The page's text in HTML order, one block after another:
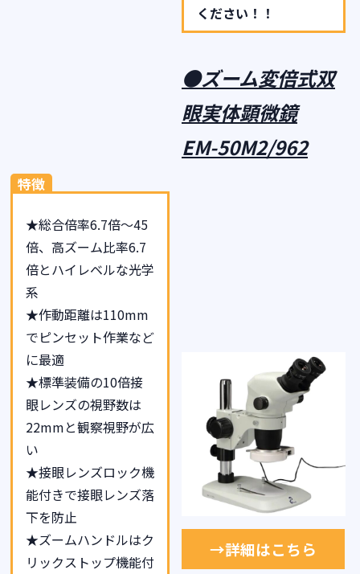
ください！！
●ズーム変倍式双
眼実体顕微鏡
EM-50M2/962
特徴
★総合倍率6.7倍～45
倍、高ズーム比率6.7
倍とハイレベルな光学
系
★作動距離は110mm
でピンセット作業など
に最適
★標準装備の10倍接
眼レンズの視野数は
22mmと観察視野が広
い
★接眼レンズロック機
能付きで接眼レンズ落
下を防止
★ズームハンドルはク
リックストップ機能付
→詳細はこちら